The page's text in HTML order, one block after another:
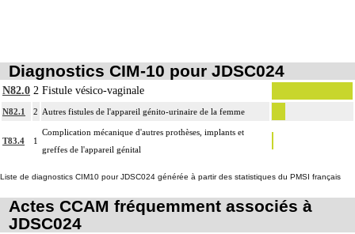
Diagnostics CIM-10 pour JDSC024
N82.0 2 Fistule vésico-vaginale
N82.1 2 Autres fistules de l'appareil génito-urinaire de la femme
T83.4 1
Complication mécanique d'autres prothèses, implants et
greffes de l'appareil génital
Liste de diagnostics CIM10 pour JDSC024 générée à partir des statistiques du PMSI français
Actes CCAM fréquemment associés à
JDSC024